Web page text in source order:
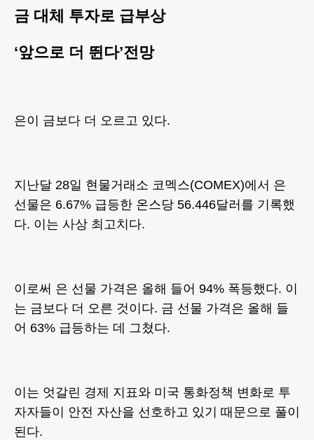
금 대체 투자로 급부상
‘앞으로 더 뛴다’전망
은이 금보다 더 오르고 있다.
지난달 28일 현물거래소 코멕스(COMEX)에서 은
선물은 6.67% 급등한 온스당 56.446달러를 기록했
다. 이는 사상 최고치다.
이로써 은 선물 가격은 올해 들어 94% 폭등했다. 이
는 금보다 더 오른 것이다. 금 선물 가격은 올해 들
어 63% 급등하는 데 그쳤다.
이는 엇갈린 경제 지표와 미국 통화정책 변화로 투
자자들이 안전 자산을 선호하고 있기 때문으로 풀이
된다.